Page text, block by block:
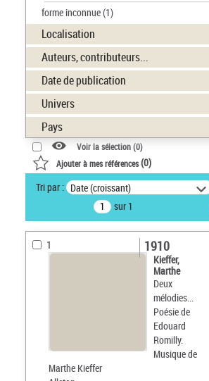
forme inconnue(1)
Localisation
Auteurs, contributeurs...
Date de publication
Univers
Pays
Voir la sélection (0)
Ajouter à mes références(0)
Tri par : Date (croissant)
sur 1
1
Kieffer,
Marthe
Deux
mélodies...
Poésie de
Edouard
Romilly.
Musique de
Marthe Kieffer
1910